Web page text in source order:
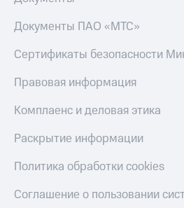
Документы ПАО «МТС»
Сертификаты безопасности
Правовая информация
Комплаенс и деловая этика
Раскрытие информации
Политика обработки cookies
Соглашение о пользовании